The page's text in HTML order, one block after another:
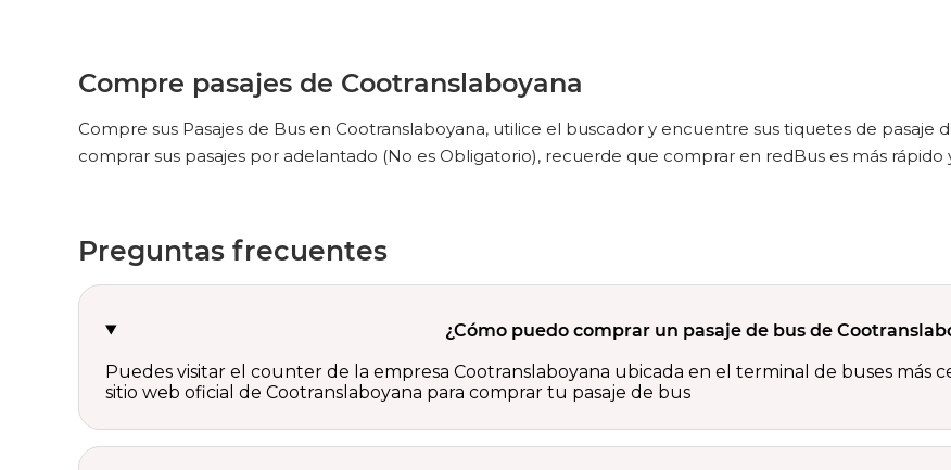
Compre pasajes de Cootranslaboyana
Compre sus Pasajes de Bus en Cootranslaboyana, utilice el buscador y encuentre sus tiquetes de
comprar sus pasajes por adelantado (No es Obligatorio), recuerde que comprar en redBus es más rápido
Preguntas frecuentes
¿Cómo puedo comprar un pasaje de bus de
Puedes visitar el counter de la empresa Cootranslaboyana ubicada en el terminal de buses más
sitio web oficial de Cootranslaboyana para comprar tu pasaje de bus